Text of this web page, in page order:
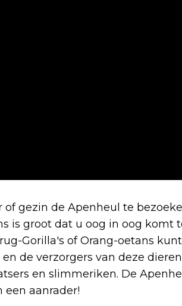
gezin de Apenheul te
is groot dat u oog in oog komt
Gorilla's of Orang-oetans
de verzorgers van deze dieren
en slimmeriken. De
aanrader!